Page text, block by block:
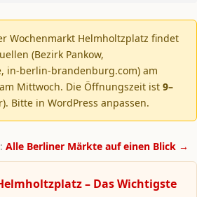
Wochenmarkt Helmholtzplatz findet
(Bezirk Pankow,
in-berlin-brandenburg.com) am
Mittwoch. Die Öffnungszeit ist 9–
Bitte in WordPress anpassen.
Alle Berliner Märkte auf einen Blick →
– Das Wichtigste